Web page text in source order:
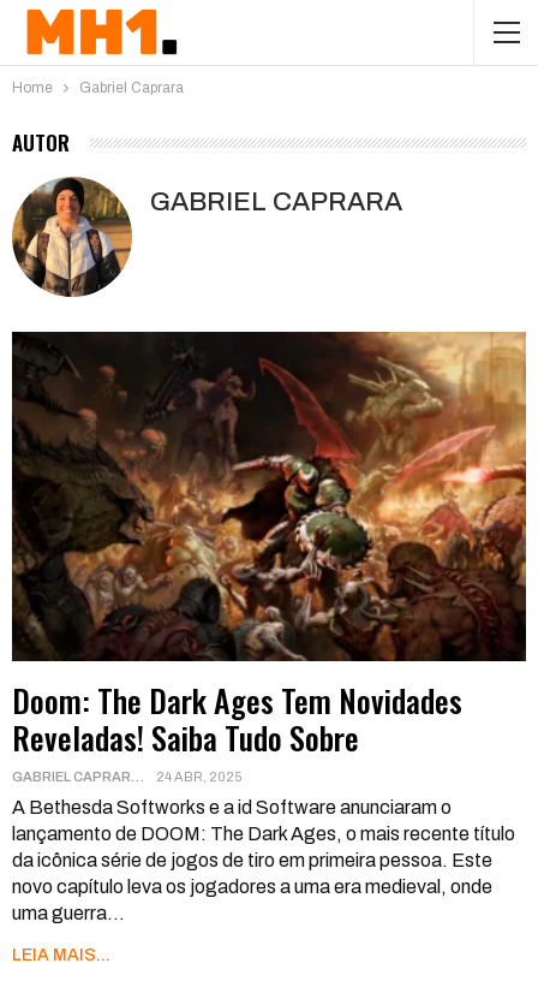
Home Gabriel Caprara
AUTOR
GABRIEL CAPRARA
Doom: The Dark Ages Tem Novidades
Reveladas! Saiba Tudo Sobre
24 ABR, 2025
A Bethesda Softworks e a id Software anunciaram o
lançamento de DOOM: The Dark Ages, o mais recente título
da icônica série de jogos de tiro em primeira pessoa. Este
novo capítulo leva os jogadores a uma era medieval, onde
uma guerra…
LEIA MAIS...